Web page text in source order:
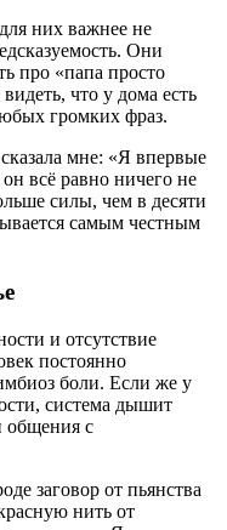
них важнее не
Они
про «папа просто
что у дома есть
громких фраз.
мне: «Я впервые
он всё равно ничего не
силы, чем в десяти
самым честным
и отсутствие
постоянно
боли. Если же у
система дышит
общения с
заговор от пьянства
нить от